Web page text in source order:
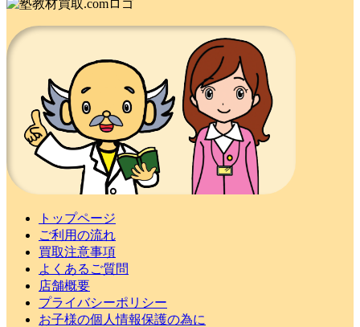
トップページ
ご利用の流れ
買取注意事項
よくあるご質問
店舗概要
プライバシーポリシー
お子様の個人情報保護の為に